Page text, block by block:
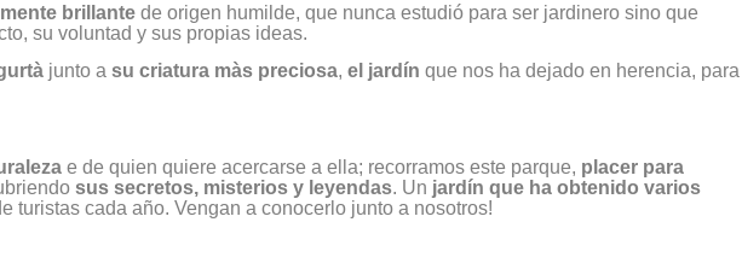
mente brillante de origen humilde, que nunca estudió para ser jardinero sino que
su voluntad y sus propias ideas.
junto a su criatura màs preciosa, el jardín que nos ha dejado en herencia, para
e de quien quiere acercarse a ella; recorramos este parque, placer para
sus secretos, misterios y leyendas. Un jardín que ha obtenido varios
turistas cada año. Vengan a conocerlo junto a nosotros!